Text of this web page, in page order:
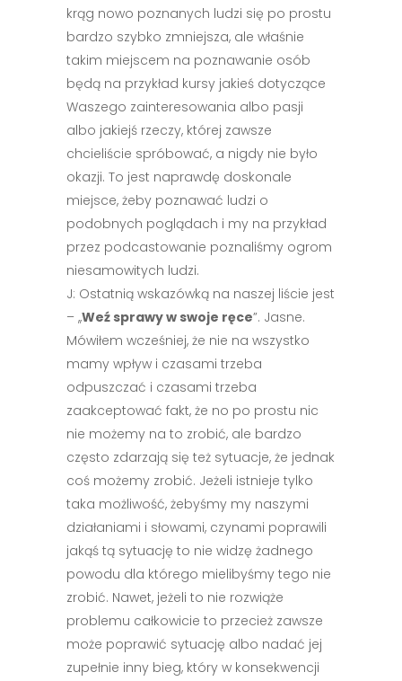
krąg nowo poznanych ludzi się po prostu
bardzo szybko zmniejsza, ale właśnie
takim miejscem na poznawanie osób
będą na przykład kursy jakieś dotyczące
Waszego zainteresowania albo pasji
albo jakiejś rzeczy, której zawsze
chcieliście spróbować, a nigdy nie było
okazji. To jest naprawdę doskonale
miejsce, żeby poznawać ludzi o
podobnych poglądach i my na przykład
przez podcastowanie poznaliśmy ogrom
niesamowitych ludzi.
J: Ostatnią wskazówką na naszej liście jest
– ,,Weź sprawy w swoje ręce”. Jasne.
Mówiłem wcześniej, że nie na wszystko
mamy wpływ i czasami trzeba
odpuszczać i czasami trzeba
zaakceptować fakt, że no po prostu nic
nie możemy na to zrobić, ale bardzo
często zdarzają się też sytuacje, że jednak
coś możemy zrobić. Jeżeli istnieje tylko
taka możliwość, żebyśmy my naszymi
działaniami i słowami, czynami poprawili
jakąś tą sytuację to nie widzę żadnego
powodu dla którego mielibyśmy tego nie
zrobić. Nawet, jeżeli to nie rozwiąże
problemu całkowicie to przecież zawsze
może poprawić sytuację albo nadać jej
zupełnie inny bieg, który w konsekwencji